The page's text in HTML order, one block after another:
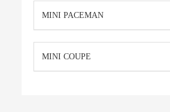
MINI PACEMAN
MINI COUPE